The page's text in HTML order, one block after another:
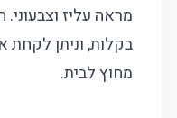
מראה עליז
בקלות, וניתן לקחת
מחוץ לבית.